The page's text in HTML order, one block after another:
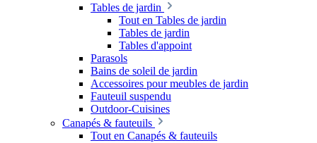
Tables de jardin
Tout en Tables de jardin
Tables de jardin
Tables d'appoint
Parasols
Bains de soleil de jardin
Accessoires pour meubles de jardin
Fauteuil suspendu
Outdoor-Cuisines
Canapés & fauteuils
Tout en Canapés & fauteuils